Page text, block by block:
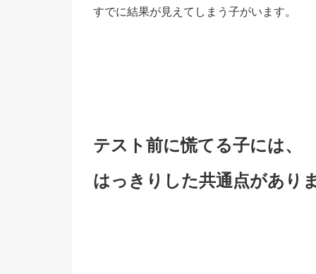
すでに結果が見えてしまう子がいます。
テスト前に慌てる子には、
はっきりした共通点があり